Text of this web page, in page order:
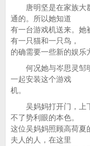
唐明坚是在家族大群
通的。所以她知道
有一台游戏机送来。她
有一只猫和一只鸟，
的确需要一些新的娱乐
何况她与岑思灵邹
一起安装这个游戏
机。
吴妈妈打开门，上下
不了势利眼的本色。
这位吴妈妈照顾高荷夏
夫人的人，在这里